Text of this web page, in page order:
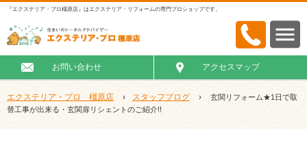
『エクステリア・プロ橿原店』はエクステリア・リフォームの専門プロショップです。
お問い合わせ アクセスマップ
エクステリア・プロ 橿原店 › スタッフブログ ›
玄関リフォーム★1日で取
替工事が出来る・玄関扉リシェントのご紹介!!